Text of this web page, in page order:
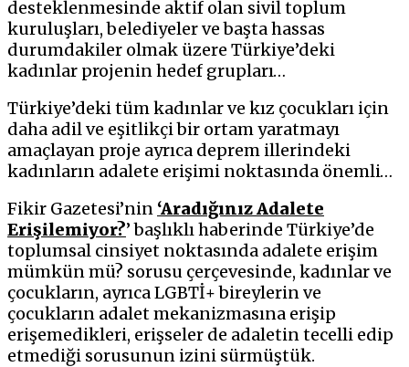
desteklenmesinde aktif olan sivil toplum
kuruluşları, belediyeler ve başta hassas
durumdakiler olmak üzere Türkiye’deki
kadınlar projenin hedef grupları…
Türkiye’deki tüm kadınlar ve kız çocukları için
daha adil ve eşitlikçi bir ortam yaratmayı
amaçlayan proje ayrıca deprem illerindeki
kadınların adalete erişimi noktasında önemli…
Fikir Gazetesi’nin ‘Aradığınız Adalete
Erişilemiyor?’ başlıklı haberinde Türkiye’de
toplumsal cinsiyet noktasında adalete erişim
mümkün mü? sorusu çerçevesinde, kadınlar ve
çocukların, ayrıca LGBTİ+ bireylerin ve
çocukların adalet mekanizmasına erişip
erişemedikleri, erişseler de adaletin tecelli edip
etmediği sorusunun izini sürmüştük.